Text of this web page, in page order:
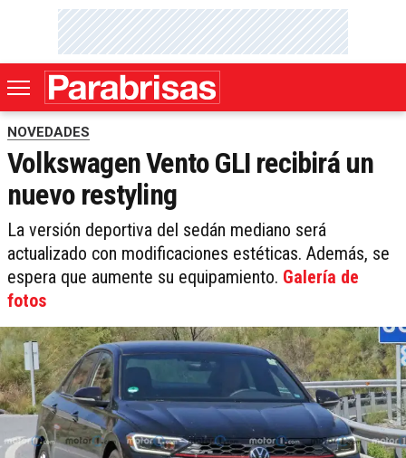
NOVEDADES
Volkswagen Vento GLI recibirá un
nuevo restyling
La versión deportiva del sedán mediano será
actualizado con modificaciones estéticas. Además, se
espera que aumente su equipamiento. Galería de
fotos